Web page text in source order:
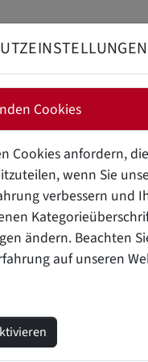
bezeichnet die
ausgelöst wird.
Cookies
Cookies anfordern,
wenn Sie
verbessern und
ändern. Beachten
auf unseren